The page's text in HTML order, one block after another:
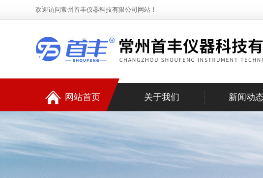
欢迎访问常州首丰仪器科技有限公司网站！
网站首页 关于我们 新闻动态